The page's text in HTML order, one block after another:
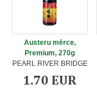
Austeru mērce,
Premium, 270g
PEARL RIVER BRIDGE
1.70 EUR